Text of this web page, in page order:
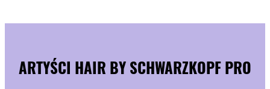
ARTYŚCI HAIR BY SCHWARZKOPF PRO